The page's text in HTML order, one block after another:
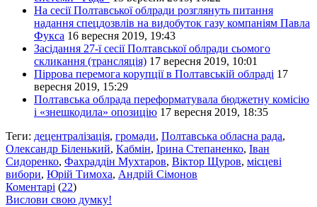
На сесії Полтавської облради розглянуть питання
надання спецдозвлів на видобуток газу компаніям Павла
Фукса 16 вересня 2019, 19:43
Засідання 27-ї сесії Полтавської облради сьомого
скликання (трансляція) 17 вересня 2019, 10:01
Піррова перемога корупції в Полтавській облраді 17
вересня 2019, 15:29
Полтавська облрада переформатувала бюджетну комісію
і «знешкодила» опозицію 17 вересня 2019, 18:35
Теги: децентралізація, громади, Полтавська обласна рада,
Олександр Біленький, Кабмін, Ірина Степаненко, Іван
Сидоренко, Фахраддін Мухтаров, Віктор Щуров, місцеві
вибори, Юрій Тимоха, Андрій Сімонов
Коментарі (22)
Вислови свою думку!